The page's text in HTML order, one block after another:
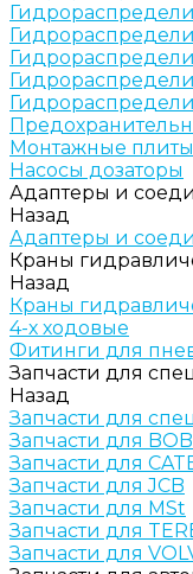
Монтажные плиты
Насосы дозаторы
Адаптеры и
Назад
Адаптеры и
Краны
Назад
Краны
4-х ходовые
Фитинги для
Запчасти для
Назад
Запчасти для
Запчасти для
Запчасти для
Запчасти для JCB
Запчасти для MSt
Запчасти для
Запчасти для